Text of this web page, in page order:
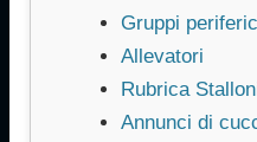
Gruppi
Allevatori
Rubrica
Annunci di